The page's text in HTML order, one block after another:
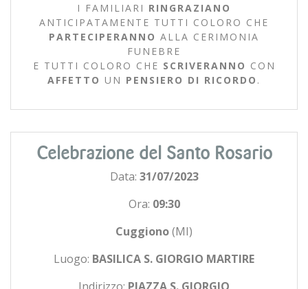
I FAMILIARI RINGRAZIANO
ANTICIPATAMENTE TUTTI COLORO CHE
PARTECIPERANNO ALLA CERIMONIA
FUNEBRE
E TUTTI COLORO CHE SCRIVERANNO CON
AFFETTO UN PENSIERO DI RICORDO .
Celebrazione del Santo Rosario
Data: 31/07/2023
Ora: 09:30
Cuggiono(MI)
Luogo: BASILICA S. GIORGIO MARTIRE